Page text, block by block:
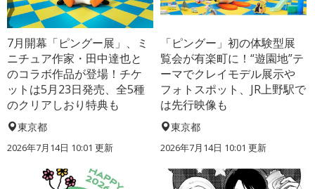
7月開幕「ピングー展」、ミ
ニチュア作家・田中達也と
のコラボ作品が登場！チケ
ットは5月23日発売、全5種
のクリアしおり特典も
東京都
2026年7月14日 10:01 更新
「ピングー」初の体験型展
覧会が有楽町に！“遊園地”テ
ーマでクレイモデル展示や
フォトスポット、JR上野駅で
は先行映像も
東京都
2026年7月14日 10:01 更新